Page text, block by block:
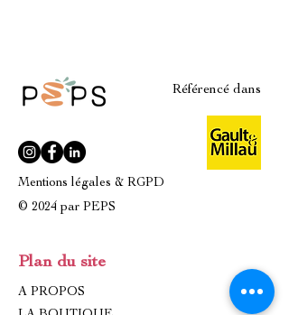
Référencé dans
Mentions légales & RGPD
© 2024 par PEPS
Plan du site
A PROPOS